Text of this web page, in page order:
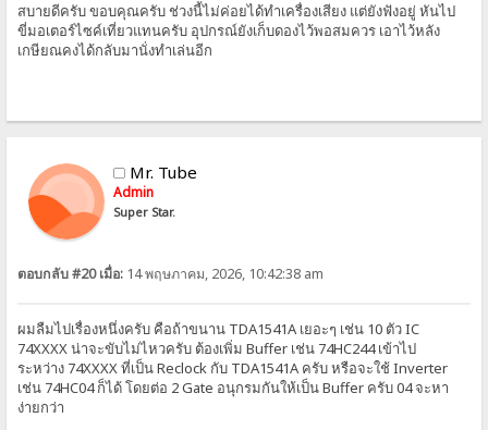
สบายดีครับ ขอบคุณครับ ช่วงนี้ไม่ค่อยได้ทำเครื่องเสียง แต่ยังฟังอยู่ หันไป
ขี่มอเตอร์ไซค์เที่ยวแทนครับ อุปกรณ์ยังเก็บดองไว้พอสมควร เอาไว้หลัง
เกษียณคงได้กลับมานั่งทำเล่นอีก
Mr. Tube
Admin
Super Star.
ตอบกลับ #20 เมื่อ: 14 พฤษภาคม, 2026, 10:42:38 am
ผมลืมไปเรื่องหนึ่งครับ คือถ้าขนาน TDA1541A เยอะๆ เช่น 10 ตัว IC
74XXXX น่าจะขับไม่ไหวครับ ต้องเพิ่ม Buffer เช่น 74HC244 เข้าไป
ระหว่าง 74XXXX ที่เป็น Reclock กับ TDA1541A ครับ หรือจะใช้ Inverter
เช่น 74HC04 ก็ได้ โดยต่อ 2 Gate อนุกรมกันให้เป็น Buffer ครับ 04 จะหา
ง่ายกว่า